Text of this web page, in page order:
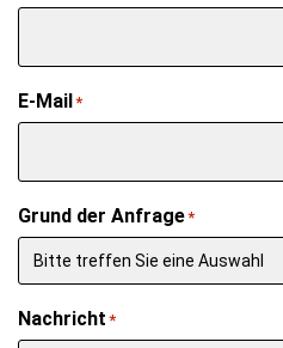
E-Mail *
Grund der Anfrage*
Nachricht *